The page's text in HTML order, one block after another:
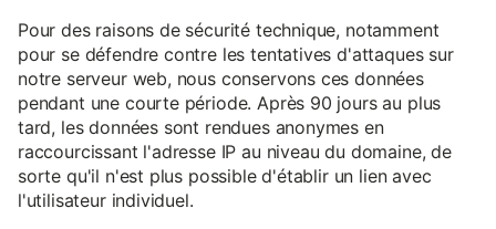
Pour des raisons de sécurité technique, notamment
pour se défendre contre les tentatives d'attaques sur
notre serveur web, nous conservons ces données
pendant une courte période. Après 90 jours au plus
tard, les données sont rendues anonymes en
raccourcissant l'adresse IP au niveau du domaine, de
sorte qu'il n'est plus possible d'établir un lien avec
l'utilisateur individuel.